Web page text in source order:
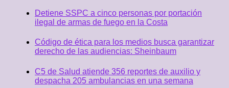
Detiene SSPC a cinco personas por portación
ilegal de armas de fuego en la Costa
Código de ética para los medios busca garantizar
derecho de las audiencias: Sheinbaum
C5 de Salud atiende 356 reportes de auxilio y
despacha 205 ambulancias en una semana